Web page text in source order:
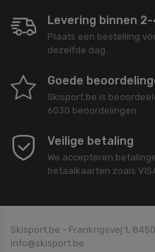
Levering binnen
Plaats een bestelling
dezelfde dag.
Goede
Skisport.be is
6030 beoordelingen.
Veilige betaling
We accepteren
betaalkaarten zoals
Skisport.be - Frankrigsvej 1,
info@skisport.be